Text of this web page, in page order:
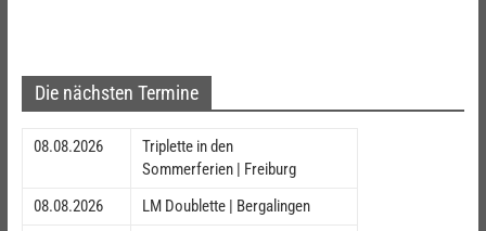
Die nächsten Termine
08.08.2026
Triplette in den
Sommerferien | Freiburg
08.08.2026
LM Doublette | Bergalingen